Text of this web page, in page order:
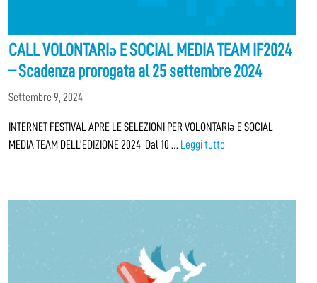
CALL VOLONTARIə E SOCIAL MEDIA TEAM IF2024
– Scadenza prorogata al 25 settembre 2024
Settembre 9, 2024
INTERNET FESTIVAL APRE LE SELEZIONI PER VOLONTARIə E SOCIAL
MEDIA TEAM DELL’EDIZIONE 2024 Dal 10 … Leggi tutto